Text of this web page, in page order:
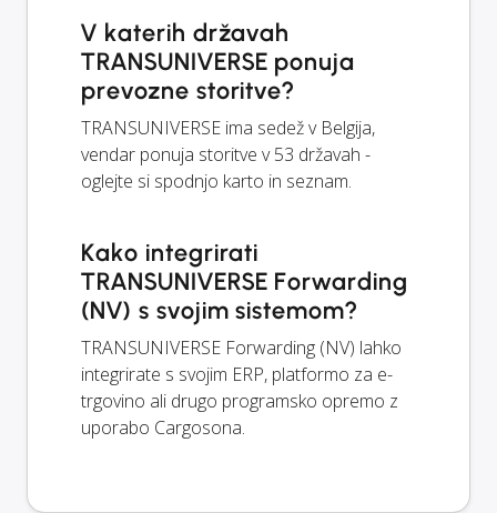
V katerih državah
TRANSUNIVERSE ponuja
prevozne storitve?
TRANSUNIVERSE ima sedež v Belgija,
vendar ponuja storitve v 53 državah -
oglejte si spodnjo karto in seznam.
Kako integrirati
TRANSUNIVERSE Forwarding
(NV) s svojim sistemom?
TRANSUNIVERSE Forwarding (NV) lahko
integrirate s svojim ERP, platformo za e-
trgovino ali drugo programsko opremo z
uporabo Cargosona.